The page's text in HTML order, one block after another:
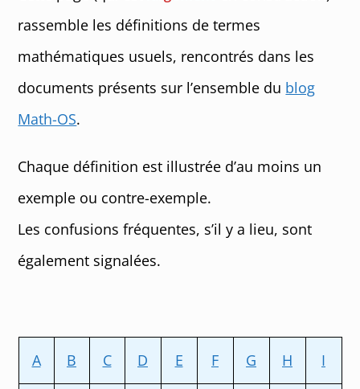
rassemble les définitions de termes
mathématiques usuels, rencontrés dans les
documents présents sur l’ensemble du blog
Math-OS.
Chaque définition est illustrée d’au moins un
exemple ou contre-exemple.
Les confusions fréquentes, s’il y a lieu, sont
également signalées.
A B C D E F G H I